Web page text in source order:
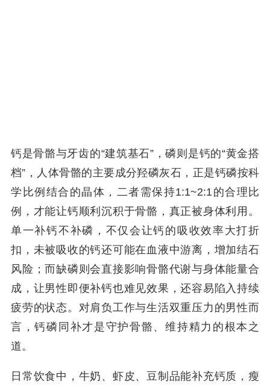
钙是骨骼与牙齿的“建筑基石”，磷则是钙的“黄金搭
档”，人体骨骼的主要成分羟磷灰石，正是钙磷按科
学比例结合的晶体，二者需保持1:1~2:1的合理比
例，才能让钙顺利沉积于骨骼，真正被身体利用。
单一补钙不补磷，不仅会让钙的吸收效率大打折
扣，未被吸收的钙还可能在血液中游离，增加结石
风险；而缺磷则会直接影响骨骼代谢与身体能量合
成，让男性即便补钙也难见效果，还容易陷入持续
疲劳的状态。对肩负工作与生活双重压力的男性而
言，钙磷同补才是守护骨骼、维持精力的根本之
道。
日常饮食中，牛奶、虾皮、豆制品能补充钙质，瘦